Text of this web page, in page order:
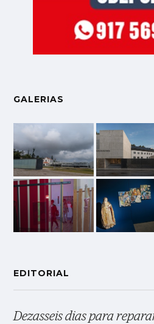
GALERIAS
EDITORIAL
Dezasseis dias para